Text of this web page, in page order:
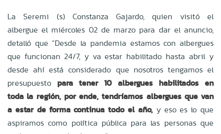
La Seremi (s) Constanza Gajardo, quien visitó el
albergue el miércoles 02 de marzo para dar el anuncio,
detalló que “Desde la pandemia estamos con albergues
que funcionan 24/7, y va estar habilitado hasta abril y
desde ahí está considerado que nosotros tengamos el
presupuesto para tener 10 albergues habilitados en
toda la región, por ende, tendríamos albergues que van
a estar de forma continua todo el año,y eso es lo que
aspiramos como política pública para las personas que